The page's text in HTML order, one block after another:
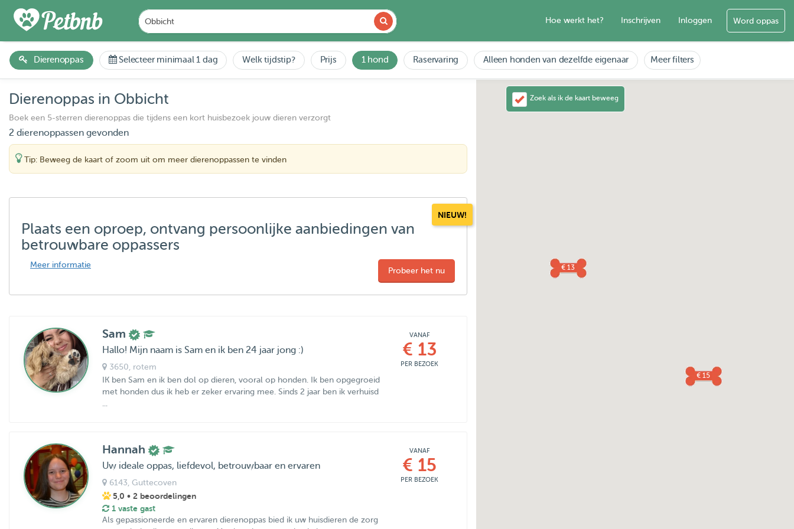
Hoe werkt het? Inschrijven Inloggen Word oppas
Dierenoppas Selecteer minimaal 1 dag Welk tijdstip? Prijs 1 hond Raservaring Alleen honden van dezelfde eigenaar Meer filters
Dierenoppas in Obbicht
Boek een 5-sterren dierenoppas die tijdens een kort huisbezoek jouw dieren verzorgt
2 dierenoppassen gevonden
Tip: Beweeg de kaart of zoom uit om meer dierenoppassen te vinden
NIEUW!
Plaats een oproep, ontvang persoonlijke aanbiedingen van
betrouwbare oppassers
Meer informatie
Probeer het nu
Sam
Hallo! Mijn naam is Sam en ik ben 24 jaar jong :)
3650 , rotem
IK ben Sam en ik ben dol op dieren, vooral op honden. Ik ben opgegroeid
met honden dus ik heb er zeker ervaring mee. Sinds 2 jaar ben ik verhuisd
VANAF
€ 13
PER BEZOEK
Hannah
Uw ideale oppas, liefdevol, betrouwbaar en ervaren
6143 , Guttecoven
5,0 • 2 beoordelingen
1 vaste gast
Als gepassioneerde en ervaren dierenoppas bied ik uw huisdieren de zorg
VANAF
€ 15
PER BEZOEK
€ 13
€ 15
Zoek als ik de kaart beweeg